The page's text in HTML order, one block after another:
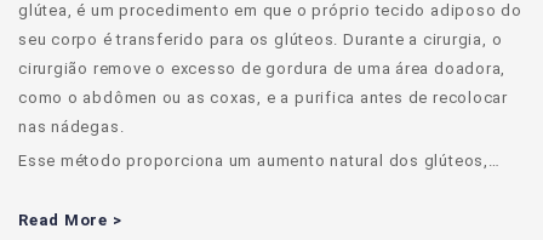
glútea, é um procedimento em que o próprio tecido adiposo do
seu corpo é transferido para os glúteos. Durante a cirurgia, o
cirurgião remove o excesso de gordura de uma área doadora,
como o abdômen ou as coxas, e a purifica antes de recolocar
nas nádegas.
Esse método proporciona um aumento natural dos glúteos,…
Read More >